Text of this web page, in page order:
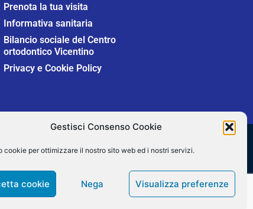
Gestisci Consenso Cookie
cookie per ottimizzare il nostro sito web ed i nostri servizi.
cookie Nega Visualizza preferenze
Prenota la tua visita
Informativa sanitaria
Bilancio sociale del Centro
ortodontico Vicentino
Privacy e Cookie Policy